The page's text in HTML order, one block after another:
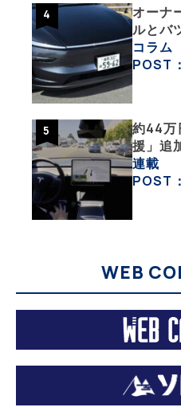
オーナ
ルとバ
旧型モ
みた【
コラム
POST
約44万
援」追
果たし
たのか
連載
POST
WEB